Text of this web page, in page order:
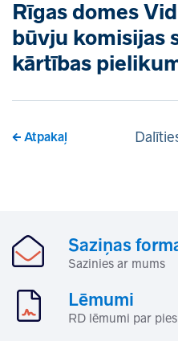
Rīgas domes
būvju komisijas
kārtības
Atpakaļ
Saziņas
Sazinies ar mums
Lēmumi
RD lēmumi par